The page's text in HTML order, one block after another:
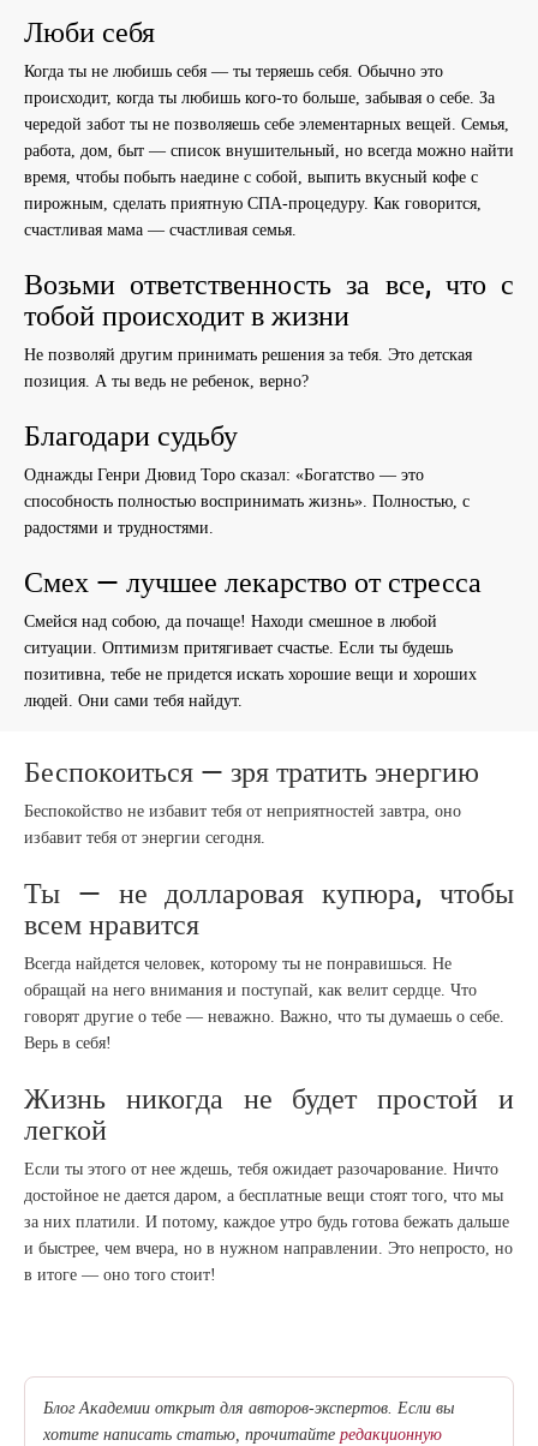
Люби себя
Когда ты не любишь себя — ты теряешь себя. Обычно это
происходит, когда ты любишь кого-то больше, забывая о себе. За
чередой забот ты не позволяешь себе элементарных вещей. Семья,
работа, дом, быт — список внушительный, но всегда можно найти
время, чтобы побыть наедине с собой, выпить вкусный кофе с
пирожным, сделать приятную СПА-процедуру. Как говорится,
счастливая мама — счастливая семья.
Возьми ответственность за все, что с
тобой происходит в жизни
Не позволяй другим принимать решения за тебя. Это детская
позиция. А ты ведь не ребенок, верно?
Благодари судьбу
Однажды Генри Дювид Торо сказал: «Богатство — это
способность полностью воспринимать жизнь». Полностью, с
радостями и трудностями.
Смех — лучшее лекарство от стресса
Смейся над собою, да почаще! Находи смешное в любой
ситуации. Оптимизм притягивает счастье. Если ты будешь
позитивна, тебе не придется искать хорошие вещи и хороших
людей. Они сами тебя найдут.
Беспокоиться — зря тратить энергию
Беспокойство не избавит тебя от неприятностей завтра, оно
избавит тебя от энергии сегодня.
Ты — не долларовая купюра, чтобы
всем нравится
Всегда найдется человек, которому ты не понравишься. Не
обращай на него внимания и поступай, как велит сердце. Что
говорят другие о тебе — неважно. Важно, что ты думаешь о себе.
Верь в себя!
Жизнь никогда не будет простой и
легкой
Если ты этого от нее ждешь, тебя ожидает разочарование. Ничто
достойное не дается даром, а бесплатные вещи стоят того, что мы
за них платили. И потому, каждое утро будь готова бежать дальше
и быстрее, чем вчера, но в нужном направлении. Это непросто, но
в итоге — оно того стоит!
Блог Академии открыт для авторов-экспертов. Если вы
хотите написать статью, прочитайте редакционную